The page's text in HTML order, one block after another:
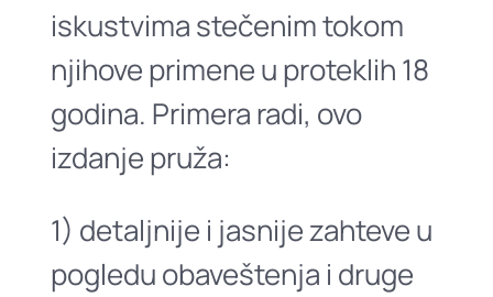
iskustvima stečenim tokom
njihove primene u proteklih 18
godina. Primera radi, ovo
izdanje pruža:
1) detaljnije i jasnije zahteve u
pogledu obaveštenja i druge